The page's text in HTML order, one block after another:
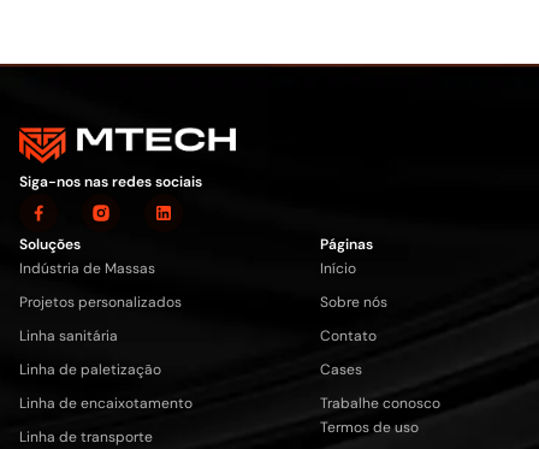
Siga-nos nas redes sociais
Soluções
Indústria de Massas
Projetos personalizados
Linha sanitária
Linha de paletização
Linha de encaixotamento
Linha de transporte
Páginas
Início
Sobre nós
Contato
Cases
Trabalhe conosco
Termos de uso